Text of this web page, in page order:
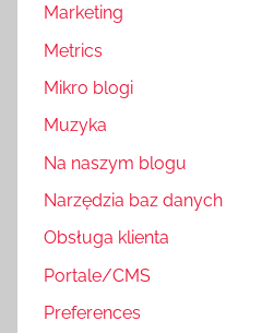
Marketing
Metrics
Mikro blogi
Muzyka
Na naszym blogu
Narzędzia baz danych
Obsługa klienta
Portale/CMS
Preferences